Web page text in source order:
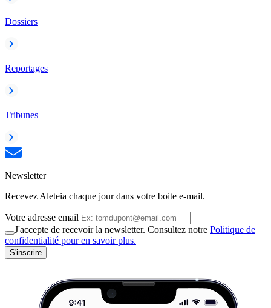
Dossiers
Reportages
Tribunes
Newsletter
Recevez Aleteia chaque jour dans votre boite e-mail.
Votre adresse email
J'accepte de recevoir la newsletter. Consultez notre Politique de
confidentialité pour en savoir plus.
S'inscrire